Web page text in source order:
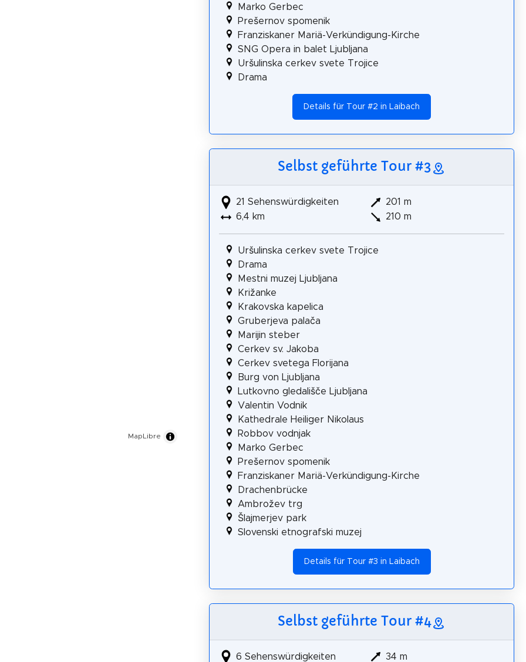
MapLibre
Marko Gerbec
Prešernov spomenik
Franziskaner Mariä-Verkündigung-Kirche
SNG Opera in balet Ljubljana
Uršulinska cerkev svete Trojice
Drama
Details für Tour #2 in Laibach
Selbst geführte Tour #3
21 Sehenswürdigkeiten
6,4 km
201 m
210 m
Uršulinska cerkev svete Trojice
Drama
Mestni muzej Ljubljana
Križanke
Krakovska kapelica
Gruberjeva palača
Marijin steber
Cerkev sv. Jakoba
Cerkev svetega Florijana
Burg von Ljubljana
Lutkovno gledališče Ljubljana
Valentin Vodnik
Kathedrale Heiliger Nikolaus
Robbov vodnjak
Marko Gerbec
Prešernov spomenik
Franziskaner Mariä-Verkündigung-Kirche
Drachenbrücke
Ambrožev trg
Šlajmerjev park
Slovenski etnografski muzej
Details für Tour #3 in Laibach
Selbst geführte Tour #4
6 Sehenswürdigkeiten
34 m